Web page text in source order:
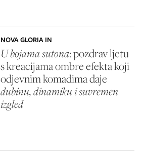
NOVA GLORIA IN
U bojama sutona: pozdrav ljetu
s kreacijama ombre efekta koji
odjevnim komadima daje
dubinu, dinamiku i suvremen
izgled